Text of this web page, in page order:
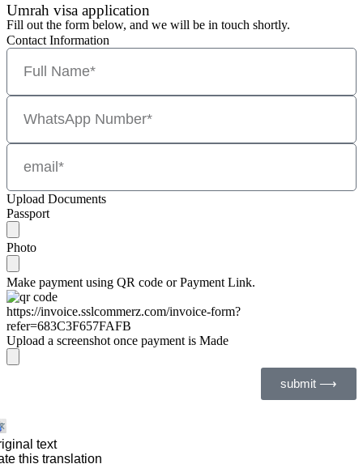
Umrah visa application
Fill out the form below, and we will be in touch shortly.
Contact Information
Upload Documents
Passport
Photo
Make payment using QR code or Payment Link.
https://invoice.sslcommerz.com/invoice-form?
refer=683C3F657FAFB
Upload a screenshot once payment is Made
submit ⟶
text
this translation